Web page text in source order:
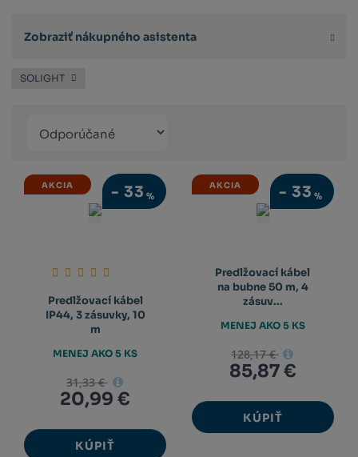
Zobraziť nákupného asistenta
SOLIGHT
produktů
- 33%
AKCIA
Predlžovací kábel
IP44, 3 zásuvky, 10
m
31,33 €
20,99 €
KÚPIŤ
MENEJ AKO 5 KS
- 33%
AKCIA
Predlžovací kábel
na bubne 50 m, 4
zásuv...
128,17 €
85,87 €
KÚPIŤ
MENEJ AKO 5 KS